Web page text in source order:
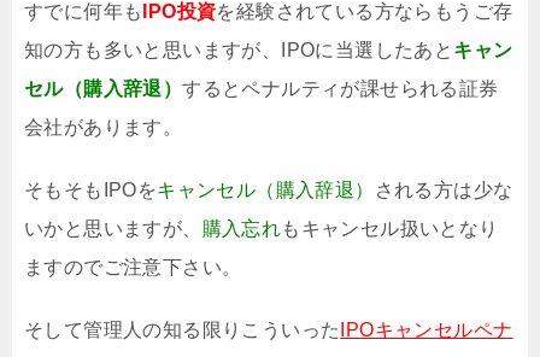
すでに何年も IPO投資を経験されている方ならもうご存
知の方も多いと思いますが、IPOに当選したあと キャン
セル（購入辞退）するとペナルティが課せられる証券
会社があります。
そもそもIPOをキャンセル（購入辞退）
される方は少な
いかと思いますが、 購入忘れもキャンセル扱いとなり
ますのでご注意下さい。
そして管理人の知る限りこういった IPOキャンセルペナ